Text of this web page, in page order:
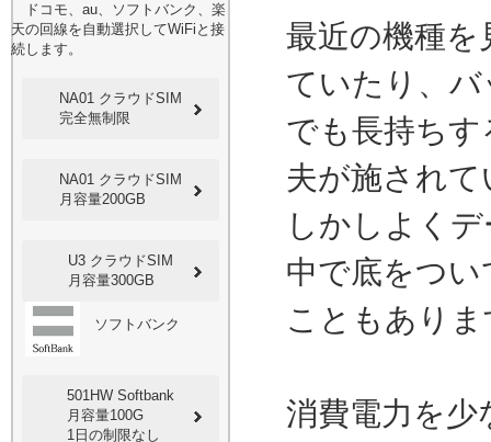
ドコモ、au、ソフトバンク、楽
天の回線を自動選択してWiFiと接
続します。
NA01 クラウドSIM
完全無制限
NA01 クラウドSIM
月容量200GB
U3 クラウドSIM
月容量300GB
ソフトバンク
501HW Softbank
月容量100G
1日の制限なし
最近の機種を
ていたり、
でも長持ち
夫が施され
しかしよく
中で底をつ
こともありま
消費電力を